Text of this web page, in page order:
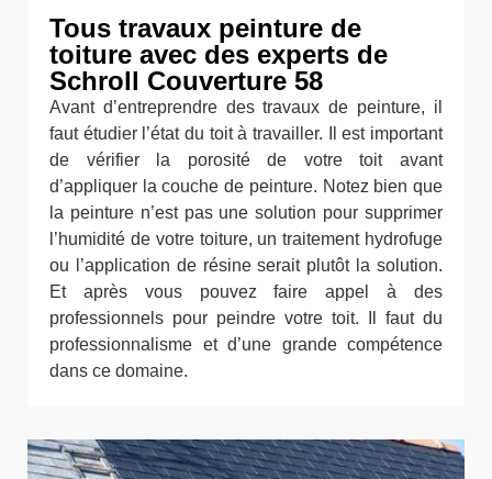
Tous travaux peinture de
toiture avec des experts de
Schroll Couverture 58
Avant d’entreprendre des travaux de peinture, il
faut étudier l’état du toit à travailler. Il est important
de vérifier la porosité de votre toit avant
d’appliquer la couche de peinture. Notez bien que
la peinture n’est pas une solution pour supprimer
l’humidité de votre toiture, un traitement hydrofuge
ou l’application de résine serait plutôt la solution.
Et après vous pouvez faire appel à des
professionnels pour peindre votre toit. Il faut du
professionnalisme et d’une grande compétence
dans ce domaine.